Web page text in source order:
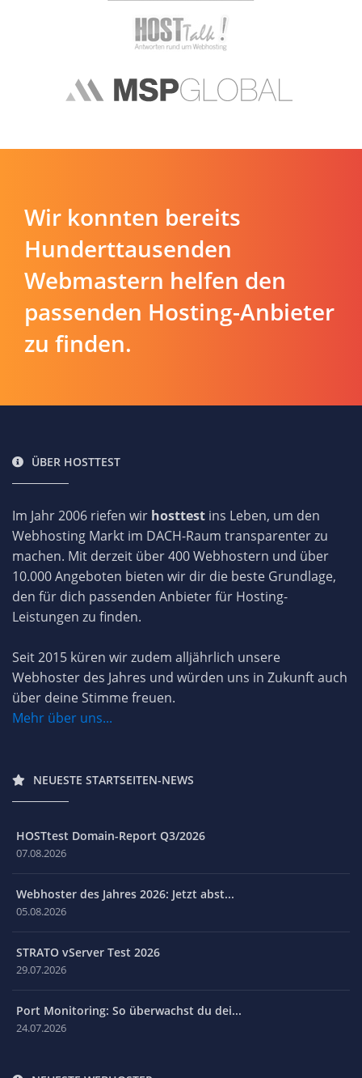
Wir konnten bereits
Hunderttausenden
Webmastern helfen den
passenden Hosting-Anbieter
zu finden.
ÜBER HOSTTEST
Im Jahr 2006 riefen wir hosttest ins Leben, um den
Webhosting Markt im DACH-Raum transparenter zu
machen. Mit derzeit über 400 Webhostern und über
10.000 Angeboten bieten wir dir die beste Grundlage,
den für dich passenden Anbieter für Hosting-
Leistungen zu finden.
Seit 2015 küren wir zudem alljährlich unsere
Webhoster des Jahres und würden uns in Zukunft auch
über deine Stimme freuen.
Mehr über uns...
NEUESTE STARTSEITEN-NEWS
HOSTtest Domain-Report Q3/2026
07.08.2026
Webhoster des Jahres 2026: Jetzt abst...
05.08.2026
STRATO vServer Test 2026
29.07.2026
Port Monitoring: So überwachst du dei...
24.07.2026